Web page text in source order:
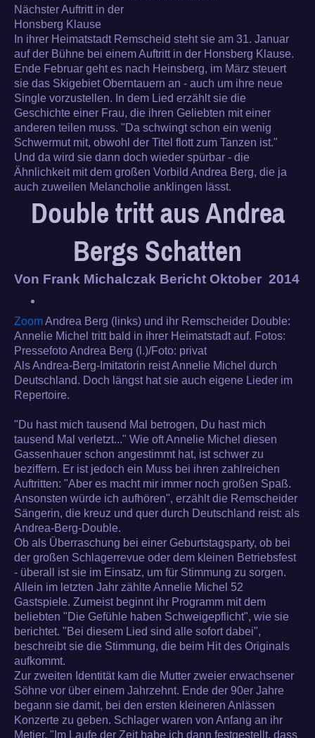
Nächster Auftritt in der
Honsberg Klause
In ihrer Heimatstadt Remscheid steht sie am 31. Januar
auf der Bühne bei einem Auftritt in der Honsberg Klause.
Ende Februar geht es nach Heinsberg, im März steuert
sie das Skigebiet Oberntauern an - auch um ihre neue
Single vorzustellen. In dem Lied erzählt sie die
Geschichte einer Frau, die ihren Geliebten mit einer
anderen teilen muss. "Da schwingt schon ein wenig
Schwermut mit, obwohl der Titel flott zum Tanzen ist."
Und da wird sie dann doch wieder spürbar - die
Ähnlichkeit mit dem großen Vorbild Andrea Berg, die ja
auch zuweilen Melancholie anklingen lässt.
Double tritt aus Andrea
Bergs Schatten
Von Frank Michalczak Bericht Oktober 2014
ZoomAndrea Berg (links) und ihr Remscheider Double:
Annelie Michel tritt bald in ihrer Heimatstadt auf. Fotos:
Pressefoto Andrea Berg (l.)/Foto: privat
Als Andrea-Berg-Imitatorin reist Annelie Michel durch
Deutschland. Doch längst hat sie auch eigene Lieder im
Repertoire.
"Du hast mich tausend Mal betrogen, Du hast mich
tausend Mal verletzt..." Wie oft Annelie Michel diesen
Gassenhauer schon angestimmt hat, ist schwer zu
beziffern. Er ist jedoch ein Muss bei ihren zahlreichen
Auftritten: "Aber es macht mir immer noch großen Spaß.
Ansonsten würde ich aufhören", erzählt die Remscheider
Sängerin, die kreuz und quer durch Deutschland reist: als
Andrea-Berg-Double.
Ob als Überraschung bei einer Geburtstagsparty, ob bei
der großen Schlagerrevue oder dem kleinen Betriebsfest
- überall ist sie im Einsatz, um für Stimmung zu sorgen.
Allein im letzten Jahr zählte Annelie Michel 52
Gastspiele. Zumeist beginnt ihr Programm mit dem
beliebten "Die Gefühle haben Schweigepflicht", wie sie
berichtet. "Bei diesem Lied sind alle sofort dabei",
beschreibt sie die Stimmung, die beim Hit des Originals
aufkommt.
Zur zweiten Identität kam die Mutter zweier erwachsener
Söhne vor über einem Jahrzehnt. Ende der 90er Jahre
begann sie damit, bei den ersten kleineren Anlässen
Konzerte zu geben. Schlager waren von Anfang an ihr
Metier. "Im Laufe der Zeit habe ich dann festgestellt, dass